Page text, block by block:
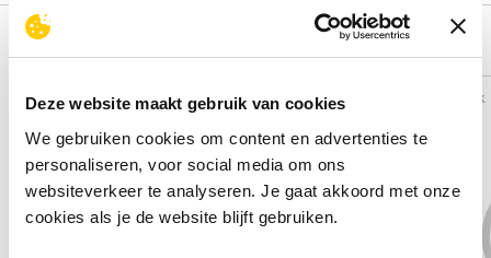
Deze website maakt gebruik van cookies
We gebruiken cookies om content en advertenties te
personaliseren, voor social media om ons
websiteverkeer te analyseren. Je gaat akkoord met onze
cookies als je de website blijft gebruiken.
Alternatieven
Vergelijk Vergelijk